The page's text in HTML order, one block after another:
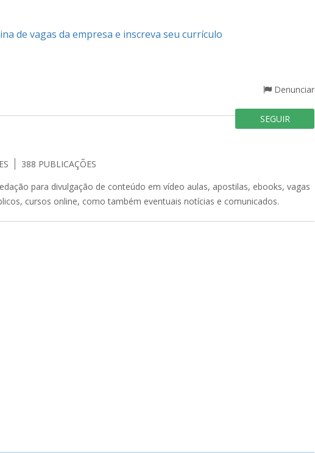
de vagas da empresa e inscreva seu currículo
Denunciar
388 PUBLICAÇÕES
SEGUIR
para divulgação de conteúdo em vídeo aulas, apostilas, ebooks, vagas
cursos online, como também eventuais notícias e comunicados.